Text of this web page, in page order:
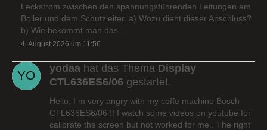
Leckstrom zwischen den spannungsführenden Leitungen am
Boiler und dem Schutzleiter. a) Wozu dient dieser Anschluss?
b) Wie bekommt man das…
4. August 2026 um 11:56
yodaa hat das Thema Display
CTL636ES6/06 gestartet.
Hello, I m very angry with my coffe machine Bosch
CTL636ES6/06 !! I watch some videos on youtube for
calibrate the screen but not worked for me.. The right